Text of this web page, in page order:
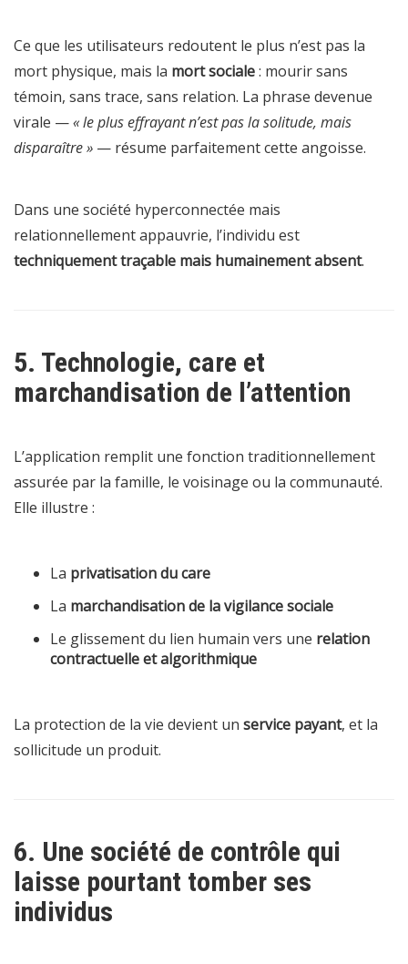
Ce que les utilisateurs redoutent le plus n’est pas la
mort physique, mais la mort sociale: mourir sans
témoin, sans trace, sans relation. La phrase devenue
virale —« le plus effrayant n’est pas la solitude, mais
disparaître » — résume parfaitement cette angoisse.
Dans une société hyperconnectée mais
relationnellement appauvrie, l’individu est
techniquement traçable mais humainement absent.
5. Technologie, care et
marchandisation de l’attention
L’application remplit une fonction traditionnellement
assurée par la famille, le voisinage ou la communauté.
Elle illustre :
La privatisation du care
La marchandisation de la vigilance sociale
Le glissement du lien humain vers une relation
contractuelle et algorithmique
La protection de la vie devient un service payant, et la
sollicitude un produit.
6. Une société de contrôle qui
laisse pourtant tomber ses
individus